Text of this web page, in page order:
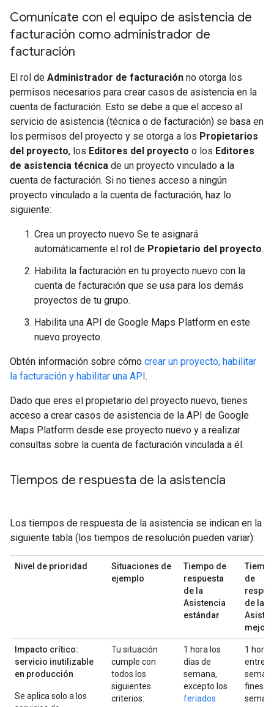
Comunícate con el equipo de asistencia de
facturación como administrador de
facturación
El rol de Administrador de facturación no otorga los
permisos necesarios para crear casos de asistencia en la
cuenta de facturación. Esto se debe a que el acceso al
servicio de asistencia (técnica o de facturación) se basa en
los permisos del proyecto y se otorga a los Propietarios
del proyecto, los Editores del proyecto o los Editores
de asistencia técnica de un proyecto vinculado a la
cuenta de facturación. Si no tienes acceso a ningún
proyecto vinculado a la cuenta de facturación, haz lo
siguiente:
Crea un proyecto nuevo Se te asignará
automáticamente el rol de Propietario del proyecto.
Habilita la facturación en tu proyecto nuevo con la
cuenta de facturación que se usa para los demás
proyectos de tu grupo.
Habilita una API de Google Maps Platform en este
nuevo proyecto.
Obtén información sobre cómo crear un proyecto, habilitar
la facturación y habilitar una API.
Dado que eres el propietario del proyecto nuevo, tienes
acceso a crear casos de asistencia de la API de Google
Maps Platform desde ese proyecto nuevo y a realizar
consultas sobre la cuenta de facturación vinculada a él.
Tiempos de respuesta de la asistencia
Los tiempos de respuesta de la asistencia se indican en la
siguiente tabla (los tiempos de resolución pueden variar):
Nivel de prioridad
Situaciones de
ejemplo
Tiempo de
respuesta
de la
Asistencia
estándar
de
de la
Impacto crítico:
servicio inutilizable
en producción
Se aplica solo a los
Tu situación
cumple con
todos los
siguientes
criterios:
1 hora los
días de
semana,
excepto los
feriados
1 hora
entre
fines